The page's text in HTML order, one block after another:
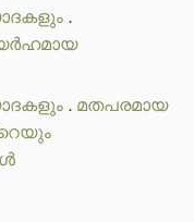
.
.മതപരമായ